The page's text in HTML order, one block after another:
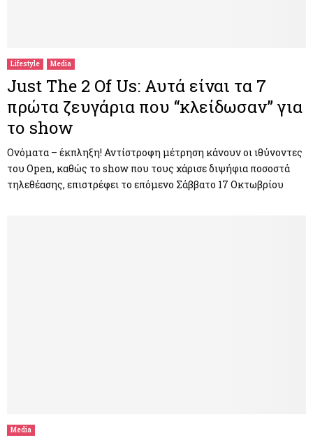
Lifestyle Media
Just The 2 Of Us: Αυτά είναι τα 7
πρώτα ζευγάρια που “κλείδωσαν” για
το show
Ονόματα – έκπληξη! Αντίστροφη μέτρηση κάνουν οι ιθύνοντες
του Open, καθώς το show που τους χάρισε διψήφια ποσοστά
τηλεθέασης, επιστρέφει το επόμενο Σάββατο 17 Οκτωβρίου
Media